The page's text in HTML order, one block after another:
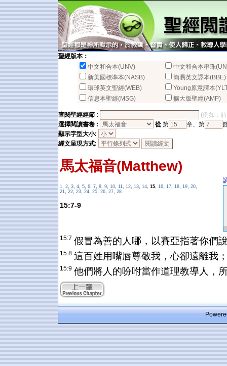
聖經版本：
中文和合本(UNV)
中文和合本串珠
新美國標準本(NASB)
簡易英文譯本(BBE)
環球英文聖經(WEB)
Young原意譯本
信息本聖經(MSG)
擴大版聖經(AMP)
查閱聖經經節 :
(例如：
選擇閱讀書卷 :
從 第 章、第
顯示字型大小:
經文呈現方式:
馬太福音(Matthew)
1, 2, 3, 4, 5, 6, 7, 8, 9, 10, 11, 12, 13, 14, 15, 16, 17, 18, 19, 20,
21, 22, 23, 24, 25, 26, 27, 28
15:7-9
15:7 假冒為善的人哪，以賽亞指著你們
15:8 這百姓用嘴唇尊敬我，心卻遠離我
15:9 他們將人的吩咐當作道理教導人，